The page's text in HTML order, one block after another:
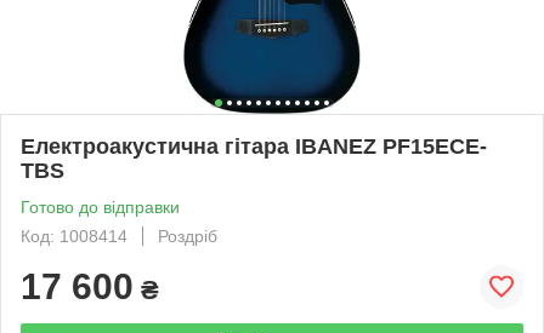
Електроакустична гітара IBANEZ PF15ECE-
TBS
Готово до відправки
Код: 1008414
Роздріб
17 600 ₴